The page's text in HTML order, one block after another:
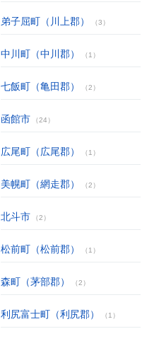
弟子屈町（川上郡） （3）
中川町（中川郡） （1）
七飯町（亀田郡） （2）
函館市 （24）
広尾町（広尾郡） （1）
美幌町（網走郡） （2）
北斗市 （2）
松前町（松前郡） （1）
森町（茅部郡） （2）
利尻富士町（利尻郡） （1）